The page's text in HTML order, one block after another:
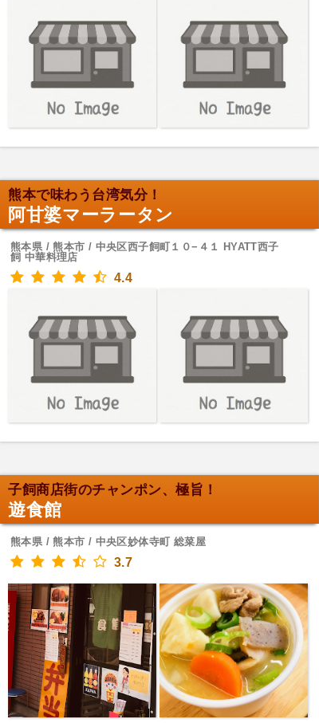
熊本で味わう台湾気分！
阿甘婆マーラータン
熊本県 / 熊本市 / 中央区西子飼町１０−４１ HYATT西子
飼 中華料理店
4.4
子飼商店街のチャンポン、極旨！
遊食館
熊本県 / 熊本市 / 中央区妙体寺町 総菜屋
3.7